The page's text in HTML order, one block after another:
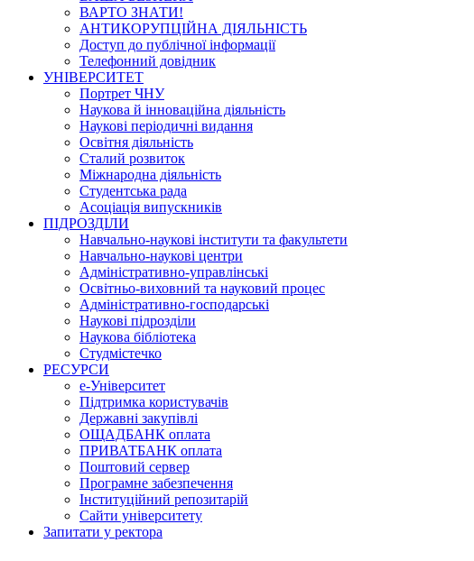
ВАРТО ЗНАТИ!
АНТИКОРУПЦІЙНА ДІЯЛЬНІСТЬ
Доступ до публічної інформації
Телефонний довідник
УНІВЕРСИТЕТ
Портрет ЧНУ
Наукова й інноваційна діяльність
Наукові періодичні видання
Освітня діяльність
Сталий розвиток
Міжнародна діяльність
Студентська рада
Асоціація випускників
ПІДРОЗДІЛИ
Навчально-наукові інститути та факультети
Навчально-наукові центри
Адміністративно-управлінські
Освітньо-виховний та науковий процес
Адміністративно-господарські
Наукові підрозділи
Наукова бібліотека
Студмістечко
РЕСУРСИ
е-Університет
Підтримка користувачів
Державні закупівлі
ОЩАДБАНК оплата
ПРИВАТБАНК оплата
Поштовий сервер
Програмне забезпечення
Інституційний репозитарій
Сайти університету
Запитати у ректора